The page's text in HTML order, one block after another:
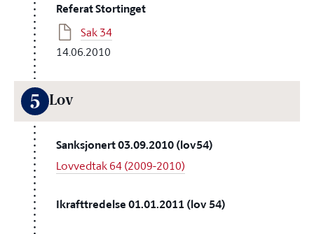
Referat Stortinget
Sak 34
14.06.2010
5 Lov
Sanksjonert 03.09.2010 (lov54)
Lovvedtak 64 (2009-2010)
Ikrafttredelse 01.01.2011 (lov 54)